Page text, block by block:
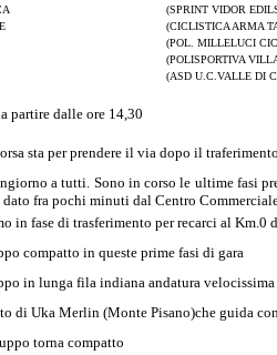
(SPRINT VIDOR
(CICLISTICA ARMA
(POL. MILLELUCI
(POLISPORTIVA
(ASD U.C.VALLE DI
a partire dalle ore 14,30
sta per prendere il via dopo il
a tutti. Sono in corso le ultime fasi
dato fra pochi minuti dal Centro
in fase di trasferimento per recarci al
compatto in queste prime fasi di gara
in lunga fila indiana andatura velocissima
di Uka Merlin (Monte Pisano)che guida
torna compatto